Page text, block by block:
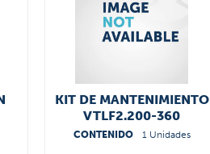
KIT DE MANTENIMIENTO
VTLF2.200-360
56650022100
CONTENIDO 1 Unidades